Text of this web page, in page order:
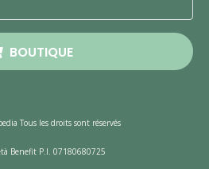
BOUTIQUE
Tous les droits sont réservés
Benefit P.I. 07180680725